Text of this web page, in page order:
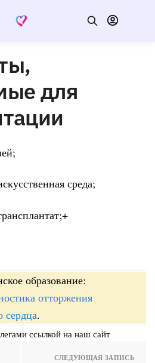
для
среда;
образование:
отторжения
сердца.
ссылкой на наш сайт
СЛЕДУЮЩАЯ ЗАПИСЬ